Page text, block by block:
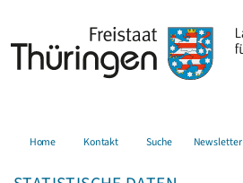
Home Kontakt Suche Newsletter